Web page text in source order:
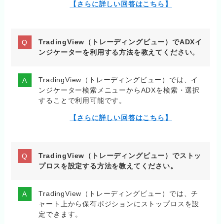
【さらに詳しい回答はこちら】
TradingView（トレーディングビュー）でADXイ
ンジケーターを利用する方法を教えてください。
TradingView（トレーディングビュー）では、イ
ンジケーター検索メニューからADXを検索・選択
することで利用可能です。
【さらに詳しい回答はこちら】
TradingView（トレーディングビュー）でストッ
プロスを設定する方法を教えてください。
TradingView（トレーディングビュー）では、チ
ャート上から保有ポジションにストップロスを設
定できます。